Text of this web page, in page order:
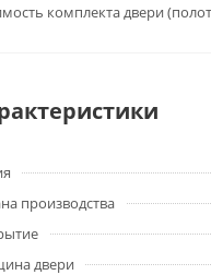
комплекта двери
производства
двери